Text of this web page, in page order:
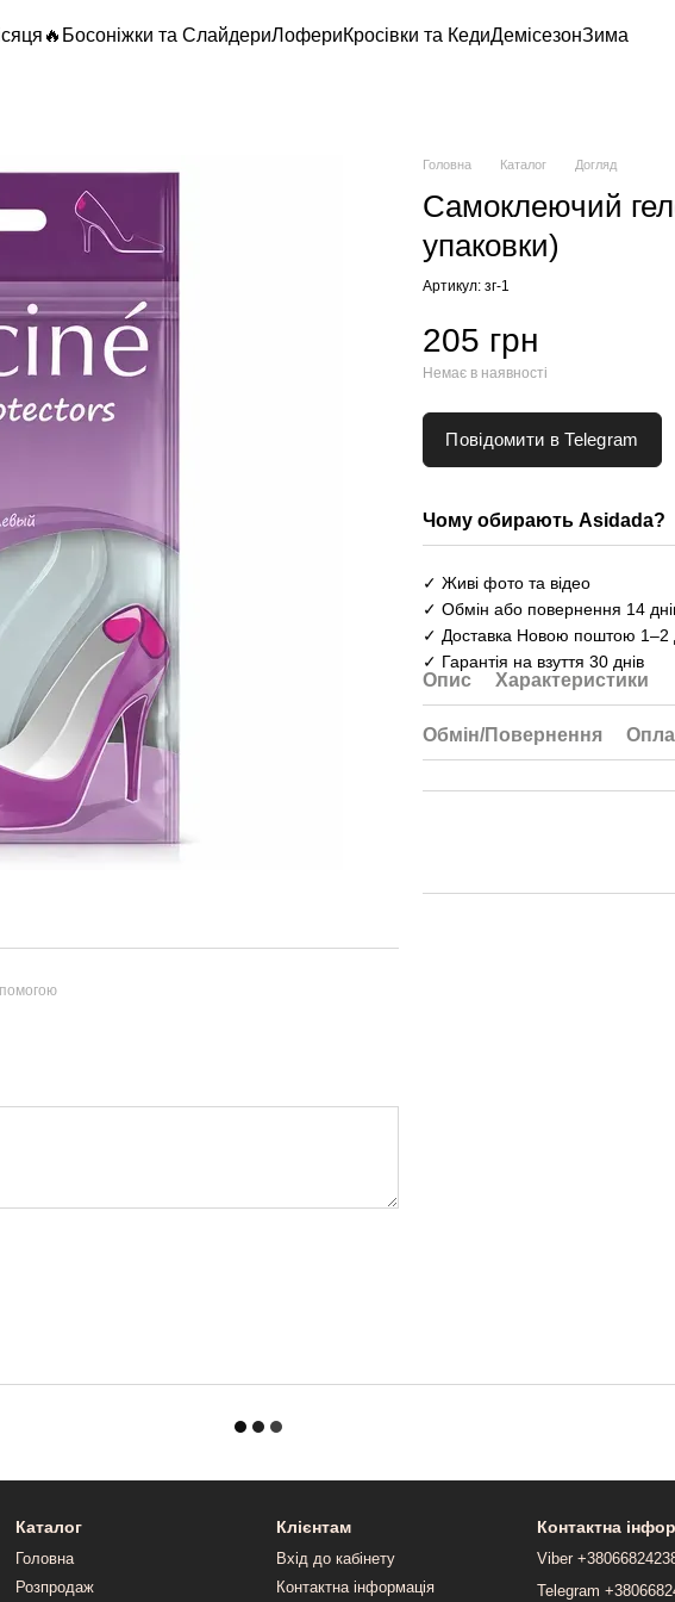
Босоніжки та СлайдериЛофериКросівки та КедиДемісезонЗима
Головна Каталог Догляд
Самоклеючий
упаковки)
Артикул: зг-1
205 грн
Немає в наявності
Повідомити в Telegram
Чому обирають Asidada?
✓ Живі фото та відео
✓ Обмін або повернення 14
✓ Доставка Новою поштою 1–2
✓ Гарантія на взуття 30 днів
Опис Характеристики
Обмін/Повернення
Каталог
Головна
Розпродаж
Клієнтам
Вхід до кабінету
Контактна інформація
Контактна
Viber
Telegram